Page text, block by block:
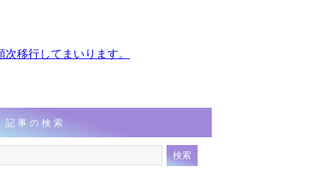
移行してまいります。
記事の検索